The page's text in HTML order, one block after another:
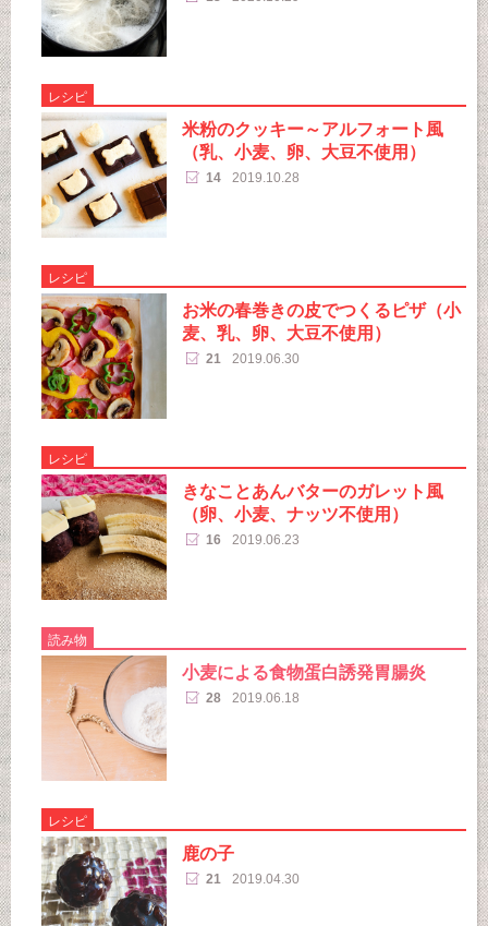
レシピ
米粉のクッキー～アルフォート風
（乳、小麦、卵、大豆不使用）
14 2019.10.28
レシピ
お米の春巻きの皮でつくるピザ（小
麦、乳、卵、大豆不使用）
21 2019.06.30
レシピ
きなことあんバターのガレット風
（卵、小麦、ナッツ不使用）
16 2019.06.23
読み物
小麦による食物蛋白誘発胃腸炎
28 2019.06.18
レシピ
鹿の子
21 2019.04.30